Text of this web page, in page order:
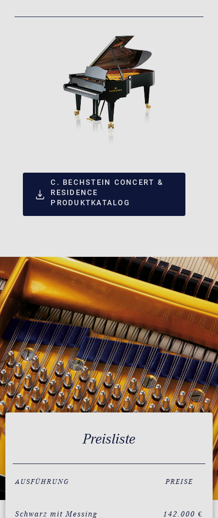
C. BECHSTEIN CONCERT &
RESIDENCE
PRODUKTKATALOG
Preisliste
AUSFÜHRUNG PREISE
Schwarz mit Messing 142.000 €